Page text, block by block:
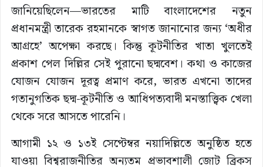
জানিয়েছিলেন—ভারতের মাটি বাংলাদেশের নতুন
প্রধানমন্ত্রী তারেক রহমানকে স্বাগত জানানোর জন্য ‘অধীর
আগ্রহে’ অপেক্ষা করছে। কিন্তু কূটনীতির খাতা খুলতেই
প্রকাশ পেল দিল্লির সেই পুরানো ছদ্মবেশ। কথা ও কাজের
যোজন যোজন দূরত্ব প্রমাণ করে, ভারত এখনো তাদের
গতানুগতিক ছদ্ম-কূটনীতি ও আধিপত্যবাদী মনস্তাত্ত্বিক খেলা
থেকে সরে আসতে পারেনি।
আগামী ১২ ও ১৩ই সেপ্টেম্বর নয়াদিল্লিতে অনুষ্ঠিত হতে
যাওয়া বিশ্বরাজনীতির অন্যতম প্রভাবশালী জোট ব্রিকস